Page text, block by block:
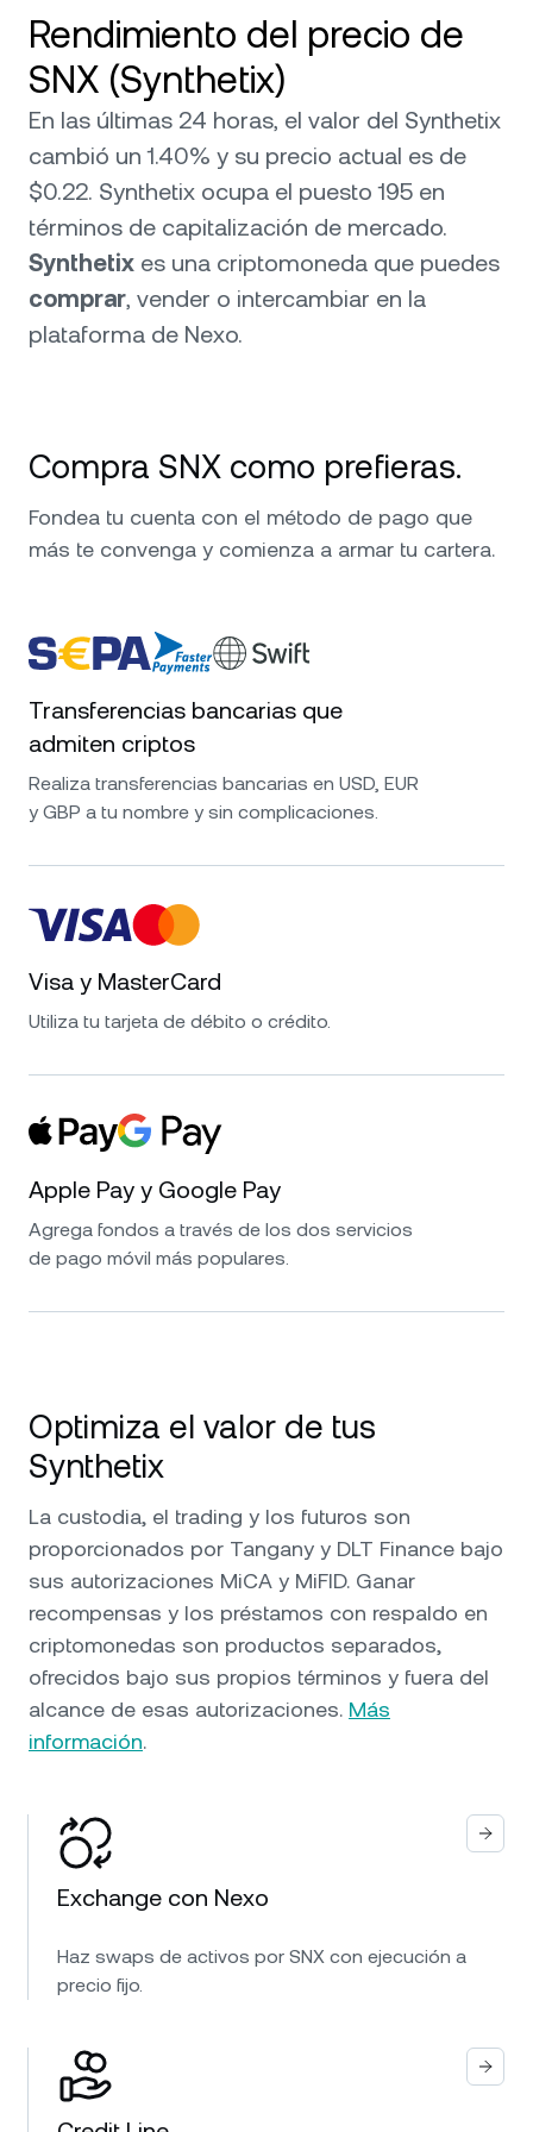
Rendimiento del precio de
SNX (Synthetix)
En las últimas 24 horas, el valor del Synthetix
cambió un 1.40% y su precio actual es de
$0.22. Synthetix ocupa el puesto 195 en
términos de capitalización de mercado.
Synthetix es una criptomoneda que puedes
comprar, vender o intercambiar en la
plataforma de Nexo.
Compra SNX como prefieras.
Fondea tu cuenta con el método de pago que
más te convenga y comienza a armar tu cartera.
Transferencias bancarias que
admiten criptos
Realiza transferencias bancarias en USD, EUR
y GBP a tu nombre y sin complicaciones.
Visa y MasterCard
Utiliza tu tarjeta de débito o crédito.
Apple Pay y Google Pay
Agrega fondos a través de los dos servicios
de pago móvil más populares.
Optimiza el valor de tus
Synthetix
La custodia, el trading y los futuros son
proporcionados por Tangany y DLT Finance bajo
sus autorizaciones MiCA y MiFID. Ganar
recompensas y los préstamos con respaldo en
criptomonedas son productos separados,
ofrecidos bajo sus propios términos y fuera del
alcance de esas autorizaciones. Más
información.
Exchange con Nexo
Haz swaps de activos por SNX con ejecución a
precio fijo.